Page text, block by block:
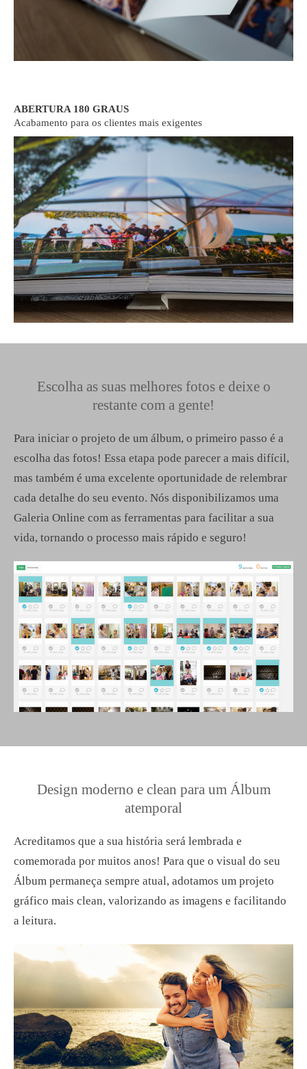
ABERTURA 180 GRAUS
Acabamento para os clientes mais exigentes
Escolha as suas melhores fotos e deixe o
restante com a gente!
Para iniciar o projeto de um álbum, o primeiro passo é a
escolha das fotos! Essa etapa pode parecer a mais difícil,
mas também é uma excelente oportunidade de relembrar
cada detalhe do seu evento. Nós disponibilizamos uma
Galeria Online com as ferramentas para facilitar a sua
vida, tornando o processo mais rápido e seguro!
Design moderno e clean para um Álbum
atemporal
Acreditamos que a sua história será lembrada e
comemorada por muitos anos! Para que o visual do seu
Álbum permaneça sempre atual, adotamos um projeto
gráfico mais clean, valorizando as imagens e facilitando
a leitura.